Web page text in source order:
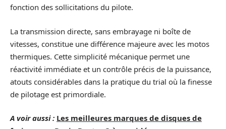
fonction des sollicitations du pilote.
La transmission directe, sans embrayage ni boîte de
vitesses, constitue une différence majeure avec les motos
thermiques. Cette simplicité mécanique permet une
réactivité immédiate et un contrôle précis de la puissance,
atouts considérables dans la pratique du trial où la finesse
de pilotage est primordiale.
A voir aussi : Les meilleures marques de disques de